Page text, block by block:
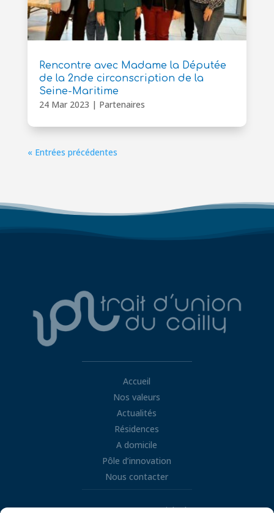
Rencontre avec Madame la Députée
de la 2nde circonscription de la
Seine-Maritime
24 Mar 2023 | Partenaires
« Entrées précédentes
Accueil
Nos valeurs
Actualités
Résidences
A domicile
Pôle d’innovation
Nous contacter
Retrouvez nous sur LinkedIn